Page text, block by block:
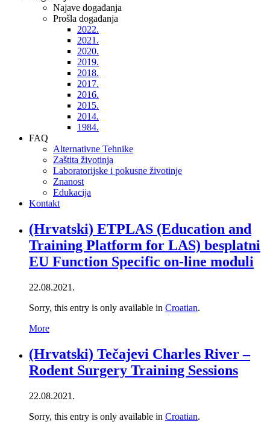
Najave događanja
Prošla događanja
2022.
2021.
2020.
2019.
2018.
2017.
2016.
2015.
2014.
1984.
FAQ
Alternativne Tehnike
Zaštita životinja
Laboratorijske i pokusne životinje
Znanost
Edukacija
Kontakt
(Hrvatski) ETPLAS (Education and
Training Platform for LAS) besplatni
EU Function Specific on-line moduli
22.08.2021.
Sorry, this entry is only available in Croatian.
More
(Hrvatski) Tečajevi Charles River –
Rodent Surgery Training Sessions
22.08.2021.
Sorry, this entry is only available in Croatian.